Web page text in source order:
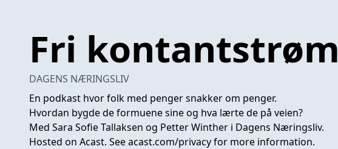
Fri kontantstrøm
DAGENS NÆRINGSLIV
En podkast hvor folk med penger snakker om penger.
Hvordan bygde de formuene sine og hva lærte de på veien?
Med Sara Sofie Tallaksen og Petter Winther i Dagens Næringsliv.
Hosted on Acast. Seeacast.com/privacyfor more information.